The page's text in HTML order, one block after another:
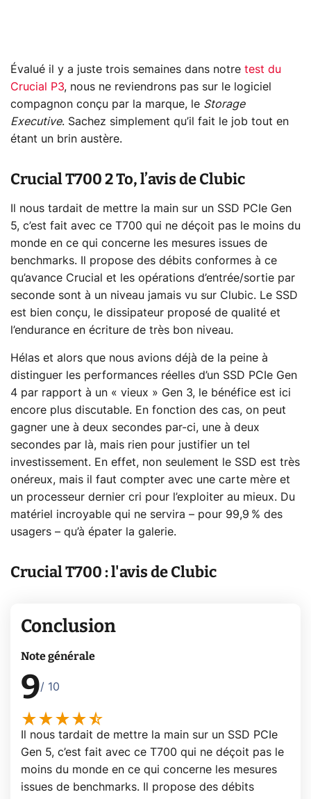
Évalué il y a juste trois semaines dans notre test du
Crucial P3, nous ne reviendrons pas sur le logiciel
compagnon conçu par la marque, le Storage
Executive. Sachez simplement qu’il fait le job tout en
étant un brin austère.
Crucial T700 2 To, l’avis de Clubic
Il nous tardait de mettre la main sur un SSD PCIe Gen
5, c’est fait avec ce T700 qui ne déçoit pas le moins du
monde en ce qui concerne les mesures issues de
benchmarks. Il propose des débits conformes à ce
qu’avance Crucial et les opérations d’entrée/sortie par
seconde sont à un niveau jamais vu sur Clubic. Le SSD
est bien conçu, le dissipateur proposé de qualité et
l’endurance en écriture de très bon niveau.
Hélas et alors que nous avions déjà de la peine à
distinguer les performances réelles d’un SSD PCIe Gen
4 par rapport à un « vieux » Gen 3, le bénéfice est ici
encore plus discutable. En fonction des cas, on peut
gagner une à deux secondes par-ci, une à deux
secondes par là, mais rien pour justifier un tel
investissement. En effet, non seulement le SSD est très
onéreux, mais il faut compter avec une carte mère et
un processeur dernier cri pour l’exploiter au mieux. Du
matériel incroyable qui ne servira – pour 99,9 % des
usagers – qu’à épater la galerie.
Crucial T700 : l'avis de Clubic
Conclusion
Note générale
9/ 10
Il nous tardait de mettre la main sur un SSD PCIe
Gen 5, c’est fait avec ce T700 qui ne déçoit pas le
moins du monde en ce qui concerne les mesures
issues de benchmarks. Il propose des débits